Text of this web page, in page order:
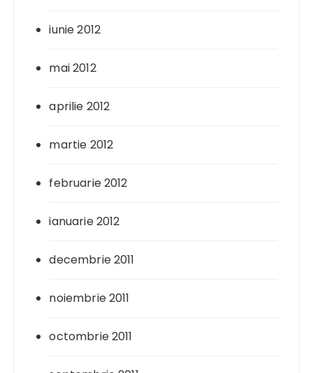
iunie 2012
mai 2012
aprilie 2012
martie 2012
februarie 2012
ianuarie 2012
decembrie 2011
noiembrie 2011
octombrie 2011